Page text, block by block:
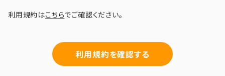
利用規約はこちらでご確認ください。
利用規約を確認する